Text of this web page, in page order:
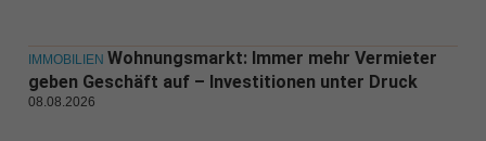
IMMOBILIEN Wohnungsmarkt: Immer mehr Vermieter
geben Geschäft auf – Investitionen unter Druck
08.08.2026